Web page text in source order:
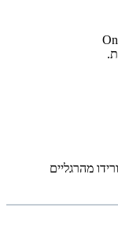
מהרגליים